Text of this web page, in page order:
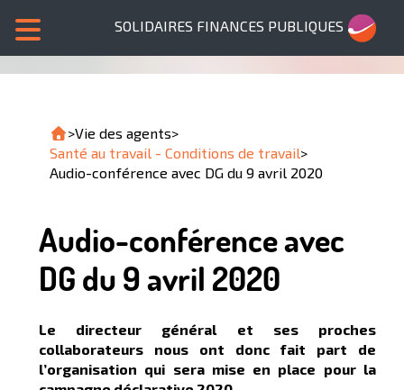
SOLIDAIRES FINANCES PUBLIQUES
>Vie des agents>
Santé au travail - Conditions de travail>
Audio-conférence avec DG du 9 avril 2020
Audio-conférence avec
DG du 9 avril 2020
Le directeur général et ses proches
collaborateurs nous ont donc fait part de
l’organisation qui sera mise en place pour la